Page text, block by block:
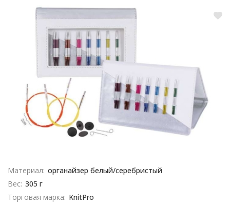
Материал: органайзер белый/серебристый
Вес: 305 г
Торговая марка: KnitPro